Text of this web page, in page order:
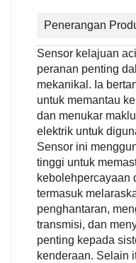
Penerangan
Sensor kelajuan
peranan penting
mekanikal. Ia
untuk memantau
dan menukar
elektrik untuk
Sensor ini
tinggi untuk
kebolehpercayaan
termasuk
penghantaran,
transmisi, dan
penting kepada
kenderaan. Selain